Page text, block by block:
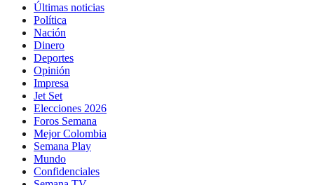
Últimas noticias
Política
Nación
Dinero
Deportes
Opinión
Impresa
Jet Set
Elecciones 2026
Foros Semana
Mejor Colombia
Semana Play
Mundo
Confidenciales